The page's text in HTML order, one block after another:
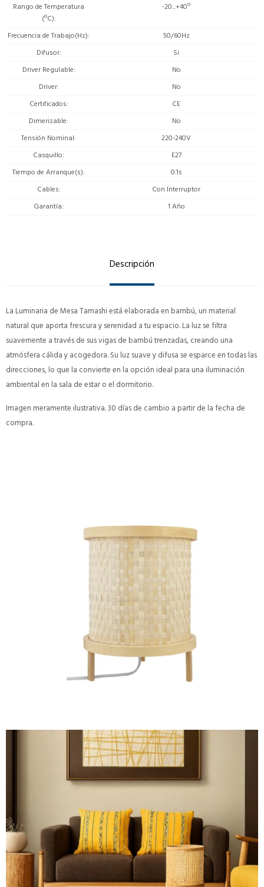
Rango de Temperatura
(ºC)
-20...+40º
Frecuencia de Trabajo(Hz)
50/60Hz
Difusor
Si
Driver Regulable
No
Driver
No
Certificados
CE
Dimerizable
No
Tensión Nominal
220-240V
Casquillo
E27
Tiempo de Arranque(s)
0.1s
Cables
Con Interruptor
Garantía
1 Año
Descripción
La Luminaria de Mesa Tamashi está elaborada en bambú, un material
natural que aporta frescura y serenidad a tu espacio. La luz se filtra
suavemente a través de sus vigas de bambú trenzadas, creando una
atmósfera cálida y acogedora. Su luz suave y difusa se esparce en todas las
direcciones, lo que la convierte en la opción ideal para una iluminación
ambiental en la sala de estar o el dormitorio.
Imagen meramente ilustrativa. 30 días de cambio a partir de la fecha de
compra.